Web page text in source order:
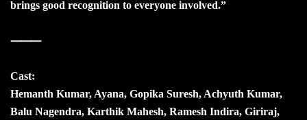
brings good recognition to everyone involved.”
⸻
Cast:
Hemanth Kumar, Ayana, Gopika Suresh, Achyuth Kumar,
Balu Nagendra, Karthik Mahesh, Ramesh Indira, Giriraj,